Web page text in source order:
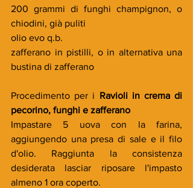
200 grammi di funghi champignon, o
chiodini, già puliti
olio evo q.b.
zafferano in pistilli, o in alternativa una
bustina di zafferano
Procedimento per i Ravioli in crema di
pecorino, funghi e zafferano
Impastare 5 uova con la farina,
aggiungendo una presa di sale e il filo
d'olio. Raggiunta la consistenza
desiderata lasciar riposare l'impasto
almeno 1 ora coperto.